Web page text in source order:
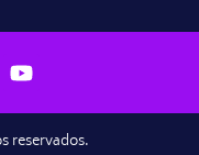
reservados.